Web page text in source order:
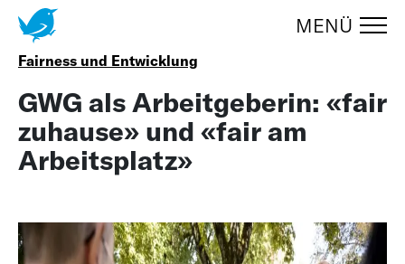
MENÜ
Zum Menüumschalter springen
Fairness und Entwicklung
GWG als Arbeitgeberin: «fair
zuhause» und «fair am
Arbeitsplatz»